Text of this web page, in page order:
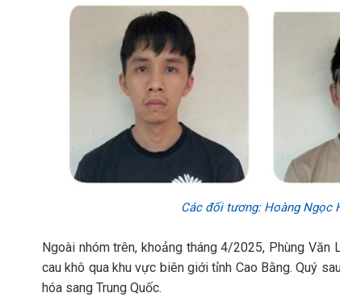
Các đối tương: Hoàng Ngọc
Ngoài nhóm trên, khoảng tháng 4/2025, Phùng
cau khô qua khu vực biên giới tỉnh Cao Bằng. Quý
hóa sang Trung Quốc.